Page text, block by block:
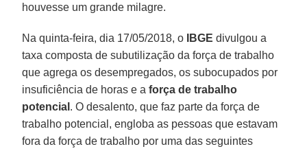
houvesse um grande milagre.
Na quinta-feira, dia 17/05/2018, o IBGE divulgou a
taxa composta de subutilização da força de trabalho
que agrega os desempregados, os subocupados por
insuficiência de horas e aforça de trabalho
potencial . O desalento, que faz parte da força de
trabalho potencial, engloba as pessoas que estavam
fora da força de trabalho por uma das seguintes